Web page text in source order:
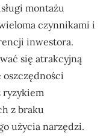
montażu
czynnikami i
inwestora.
się atrakcyjną
ryzykiem
z braku
użycia narzędzi.